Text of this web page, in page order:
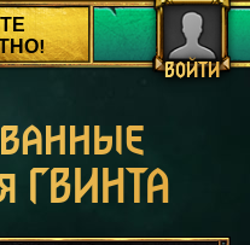
ВОЙТИ
ГВИНТА